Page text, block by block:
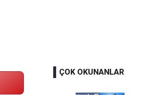
ÇOK OKUNANLAR